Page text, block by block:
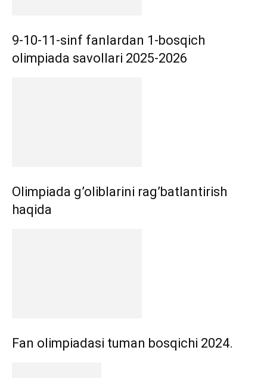
9-10-11-sinf fanlardan 1-bosqich
olimpiada savollari 2025-2026
Olimpiada g’oliblarini rag’batlantirish
haqida
Fan olimpiadasi tuman bosqichi 2024.